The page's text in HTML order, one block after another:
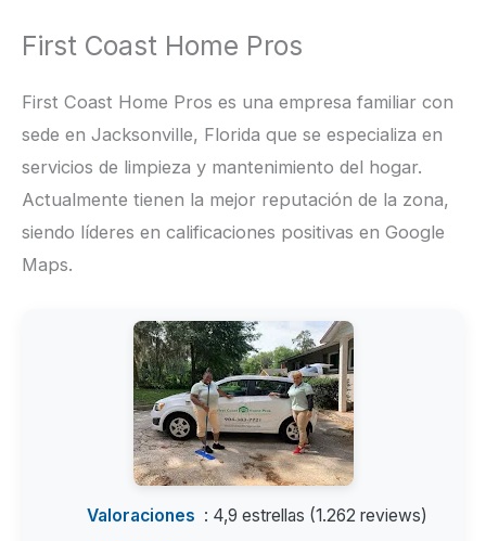
First Coast Home Pros
First Coast Home Pros es una empresa familiar con
sede en Jacksonville, Florida que se especializa en
servicios de limpieza y mantenimiento del hogar.
Actualmente tienen la mejor reputación de la zona,
siendo líderes en calificaciones positivas en Google
Maps.
Valoraciones : 4,9 estrellas (1.262 reviews)